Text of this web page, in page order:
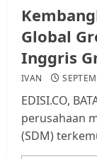
Global
Inggris
IVAN
EDISI.CO,
perusahaan
(SDM)
5